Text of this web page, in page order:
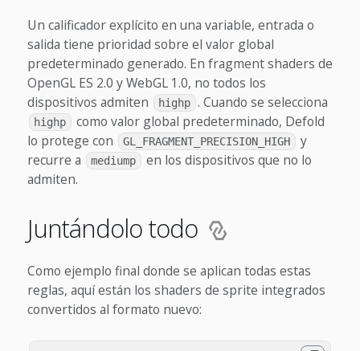
Un calificador explícito en una variable, entrada o
salida tiene prioridad sobre el valor global
predeterminado generado. En fragment shaders de
OpenGL ES 2.0 y WebGL 1.0, no todos los
dispositivos admiten
highp . Cuando se selecciona
highp
como valor global predeterminado, Defold
lo protege con
GL_FRAGMENT_PRECISION_HIGH
y
recurre a
mediump
en los dispositivos que no lo
admiten.
Juntándolo todo
Como ejemplo final donde se aplican todas estas
reglas, aquí están los shaders de sprite integrados
convertidos al formato nuevo: